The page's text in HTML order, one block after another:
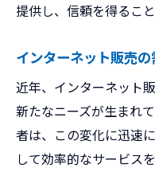
提供し、信頼を得ること
インターネット販売
近年、インターネット
新たなニーズが生まれ
者は、この変化に迅速
して効率的なサービス